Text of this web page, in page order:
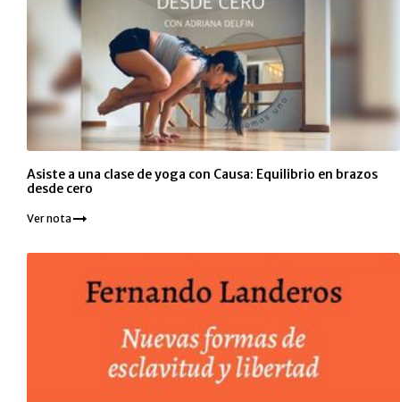
Asiste a una clase de yoga con Causa: Equilibrio en brazos
desde cero
Ver nota